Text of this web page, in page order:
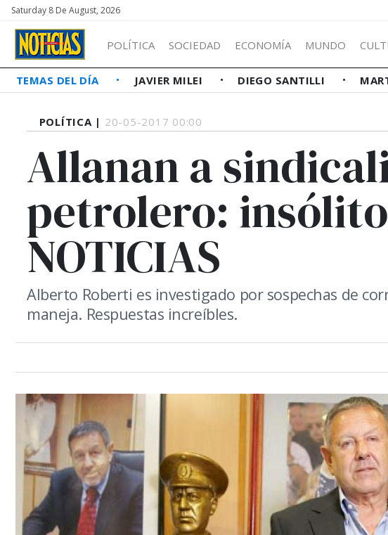
Saturday 8 De August, 2026
POLÍTICA SOCIEDAD ECONOMÍA MUNDO
TEMAS DEL DÍA JAVIER MILEI DIEGO SANTILLI
POLÍTICA | 20-05-2017 00:00
Allanan a
petrolero:
NOTICIAS
Alberto Roberti es investigado por sospechas de
maneja. Respuestas increíbles.